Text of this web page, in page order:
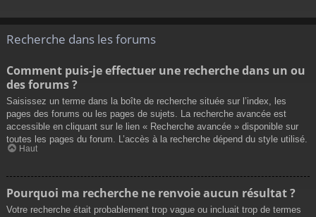
Recherche dans les forums
Comment puis-je effectuer une recherche dans un ou
des forums ?
Saisissez un terme dans la boîte de recherche située sur l’index, les
pages des forums ou les pages de sujets. La recherche avancée est
accessible en cliquant sur le lien « Recherche avancée » disponible sur
toutes les pages du forum. L’accès à la recherche dépend du style utilisé.
Haut
Pourquoi ma recherche ne renvoie aucun résultat ?
Votre recherche était probablement trop vague ou incluait trop de termes